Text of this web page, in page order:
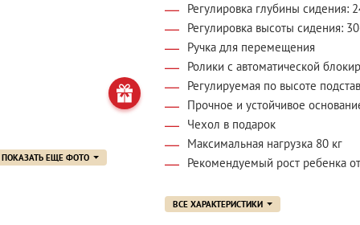
ПОКАЗАТЬ ЕЩЕ ФОТО
Регулировка глубины сидения:
Регулировка высоты сидения:
Ручка для перемещения
Ролики с автоматической
Регулируемая по высоте
Прочное и устойчивое
Чехол в подарок
Максимальная нагрузка 80 кг
Рекомендуемый рост ребенка
ВСЕ ХАРАКТЕРИСТИКИ